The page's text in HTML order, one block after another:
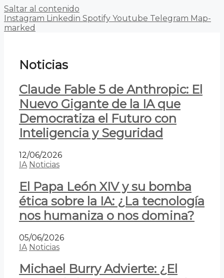
Saltar al contenido
Instagram Linkedin Spotify Youtube Telegram Map-
marked
Noticias
Claude Fable 5 de Anthropic: El
Nuevo Gigante de la IA que
Democratiza el Futuro con
Inteligencia y Seguridad
12/06/2026
IA Noticias
El Papa León XIV y su bomba
ética sobre la IA: ¿La tecnología
nos humaniza o nos domina?
05/06/2026
IA Noticias
Michael Burry Advierte: ¿El